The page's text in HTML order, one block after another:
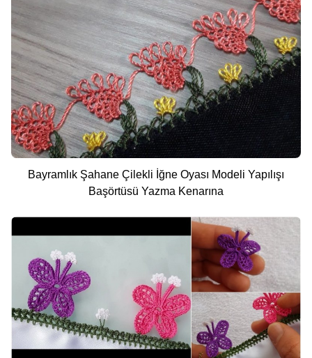
Bayramlık Şahane Çilekli İğne Oyası Modeli Yapılışı
Başörtüsü Yazma Kenarına